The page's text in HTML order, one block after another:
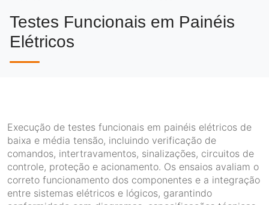
Testes Funcionais em Painéis
Elétricos
Execução de testes funcionais em painéis elétricos de
baixa e média tensão, incluindo verificação de
comandos, intertravamentos, sinalizações, circuitos de
controle, proteção e acionamento. Os ensaios avaliam o
correto funcionamento dos componentes e a integração
entre sistemas elétricos e lógicos, garantindo